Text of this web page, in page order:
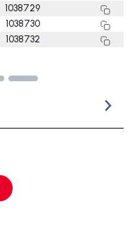
1038729
1038730
1038732